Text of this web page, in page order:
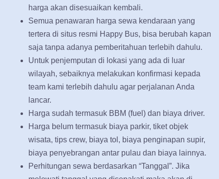
harga akan disesuaikan kembali.
Semua penawaran harga sewa kendaraan yang
tertera di situs resmi Happy Bus, bisa berubah kapan
saja tanpa adanya pemberitahuan terlebih dahulu.
Untuk penjemputan di lokasi yang ada di luar
wilayah, sebaiknya melakukan konfirmasi kepada
team kami terlebih dahulu agar perjalanan Anda
lancar.
Harga sudah termasuk BBM (fuel) dan biaya driver.
Harga belum termasuk biaya parkir, tiket objek
wisata, tips crew, biaya tol, biaya penginapan supir,
biaya penyebrangan antar pulau dan biaya lainnya.
Perhitungan sewa berdasarkan “Tanggal”. Jika